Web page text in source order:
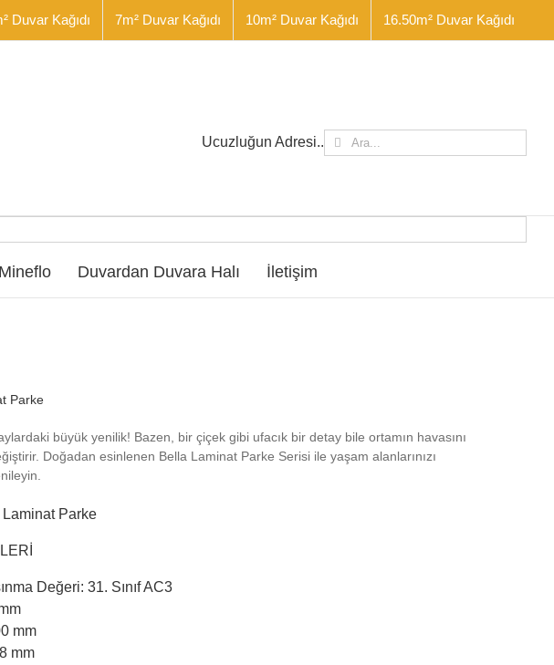
Duvar Kağıdı 7m² Duvar Kağıdı 10m² Duvar Kağıdı 16.50m² Duvar Kağıdı
Ucuzluğun Adresi.. Ara:
Mineflo Duvardan Duvara Halı İletişim
Parke
büyük yenilik! Bazen, bir çiçek gibi ufacık bir detay bile ortamın havasını
Doğadan esinlenen Bella Laminat Parke Serisi ile yaşam alanlarınızı
Parke
Değeri: 31. Sınıf AC3
mm
mm